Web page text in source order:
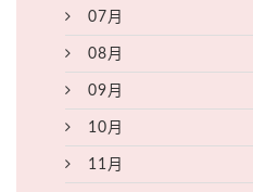
07月
08月
09月
10月
11月